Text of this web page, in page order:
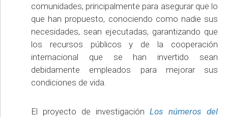
comunidades, principalmente para asegurar que lo
que han propuesto, conociendo como nadie sus
necesidades, sean ejecutadas, garantizando que
los recursos públicos y de la cooperación
internacional que se han invertido sean
debidamente empleados para mejorar sus
condiciones de vida.
El proyecto de investigación Los números del